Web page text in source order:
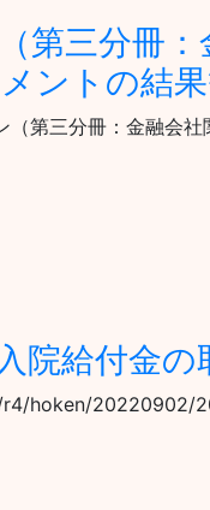
第三分冊
ントの結
第三分冊：金融会
院給付金
hoken/20220902/